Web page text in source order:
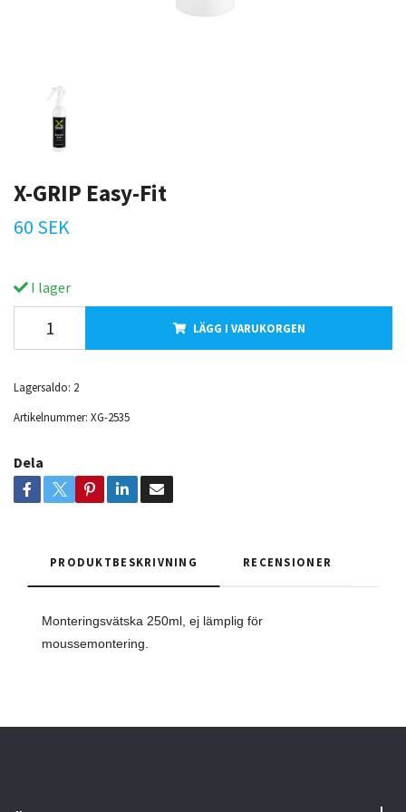
X-GRIP Easy-Fit
60 SEK
I lager
LÄGG I VARUKORGEN
Lagersaldo: 2
Artikelnummer: XG-2535
Dela
PRODUKTBESKRIVNING RECENSIONER
Monteringsvätska 250ml, ej lämplig för
moussemontering.